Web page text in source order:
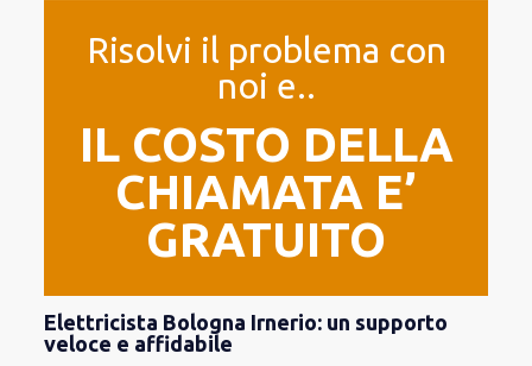
Risolvi il problema con
noi e..
IL COSTO DELLA
CHIAMATA E’
GRATUITO
Elettricista Bologna Irnerio: un supporto
veloce e affidabile